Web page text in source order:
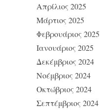
Απρίλιος 2025
Μάρτιος 2025
Φεβρουάριος 2025
Ιανουάριος 2025
Δεκέμβριος 2024
Νοέμβριος 2024
Οκτώβριος 2024
Σεπτέμβριος 2024